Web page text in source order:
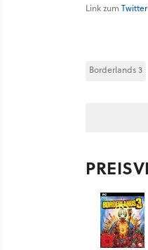
Link zum
Borderlands 3